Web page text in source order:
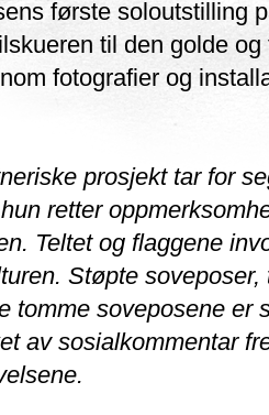
første soloutstilling
til den golde
fotografier og
prosjekt tar for
retter
Teltet og flaggene
Støpte
tomme soveposene er
av sosialkommentar